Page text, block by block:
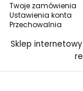
Twoje zamówienia
Ustawienia konta
Przechowalnia
Sklep